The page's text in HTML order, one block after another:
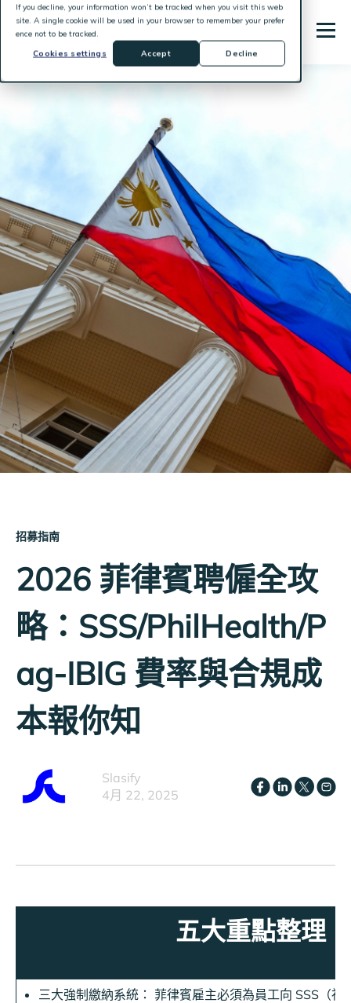
If you decline, your information won’t be tracked when you visit this web
site. A single cookie will be used in your browser to remember your prefer
ence not to be tracked.
Cookies settings
Accept Decline
招募指南
2026 菲律賓聘僱全攻
略：SSS/PhilHealth/P
ag-IBIG 費率與合規成
本報你知
Slasify
4月 22, 2025
五大重點整理
三大強制繳納系統： 菲律賓雇主必須為員工向 SSS（社